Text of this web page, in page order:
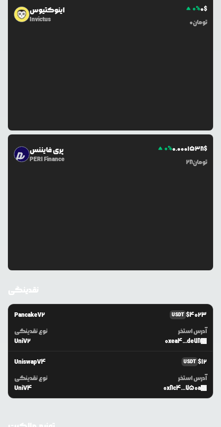
اینوکتیوس
Invictus
0%0$
0تومان
پری فایننس
PERI Finance
0%0.0001538$
28تومان
نقدینگی
PancakeV2 USDT $4023
نوع نقدینگی
UniV2
آدرس استخر
0xea4...de78
UniswapV4 USDT $12
نوع نقدینگی
UniV4
آدرس استخر
0x8c4...750a